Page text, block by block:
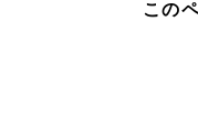
この